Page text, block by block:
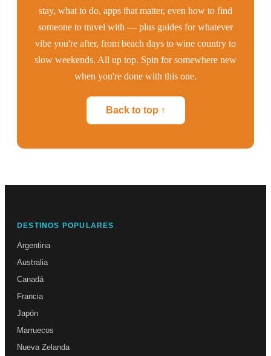
stay, what to do, apps that matter, even how to find
someone to travel with — plus guides for whatever
vibe you're after, from beach days to wine country to
slow weekends. All up top. Spin for somewhere new
when you're done with this one.
Back to top ↑
DESTINOS POPULARES
Argentina
Australia
Canadá
Francia
Japón
Marruecos
Nueva Zelanda